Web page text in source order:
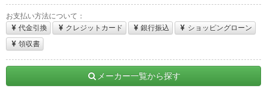
お支払い方法について：
代金引換
クレジットカード 銀行振込
ショッピングローン
領収書
メーカー一覧から探す